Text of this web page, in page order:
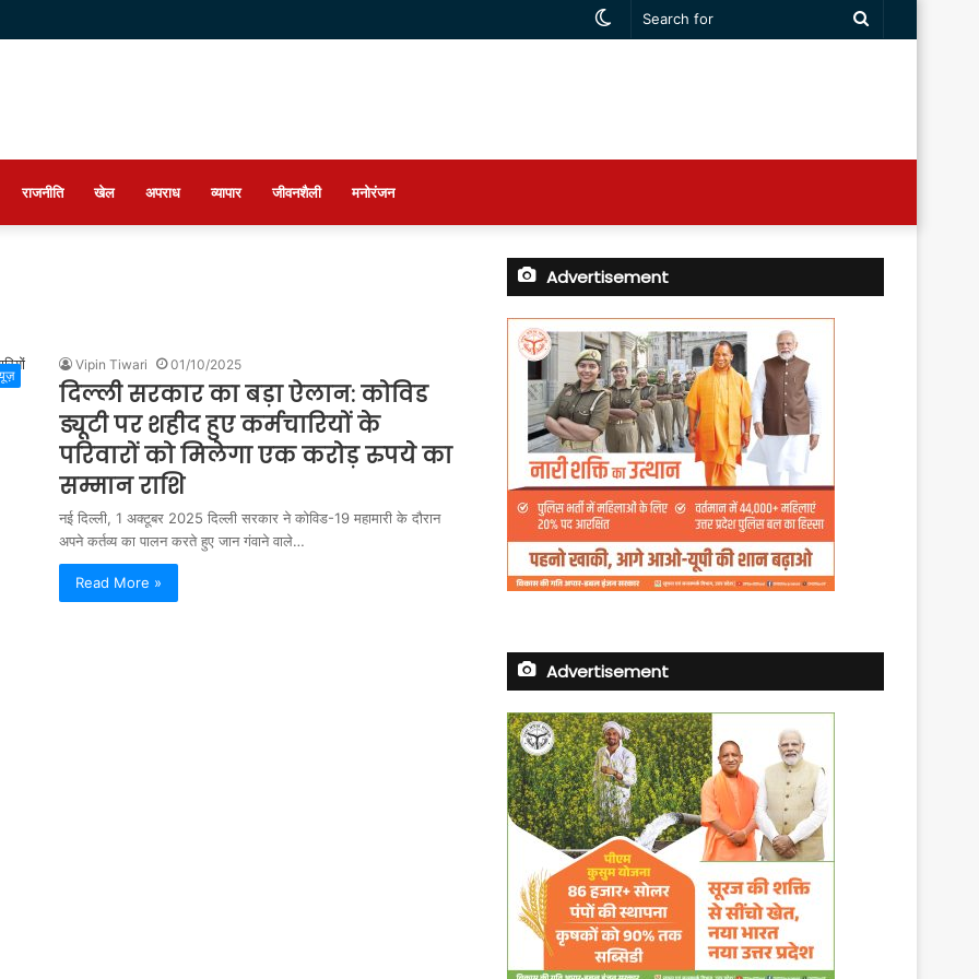
Search
Switch
राजनीति खेल अपराध व्यापार जीवनशैली मनोरंजन
Vipin Tiwari 01/10/2025
दिल्ली सरकार का बड़ा ऐलान: कोविड
ड्यूटी पर शहीद हुए कर्मचारियों के
परिवारों को मिलेगा एक करोड़ रुपये का
सम्मान राशि
नई दिल्ली, 1 अक्टूबर 2025 दिल्ली सरकार ने कोविड-19 महामारी के दौरान
अपने कर्तव्य का पालन करते हुए जान गंवाने वाले…
Read More »
Advertisement
Advertisement